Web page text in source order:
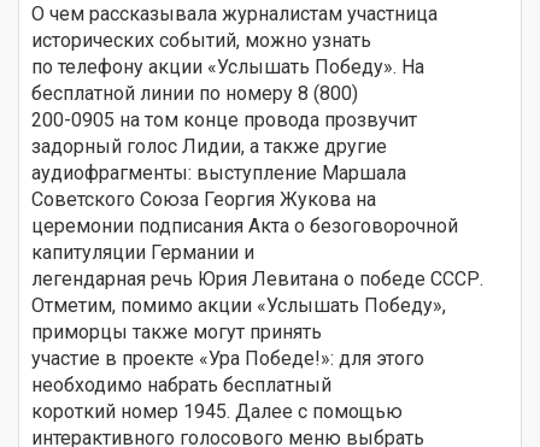
О чем рассказывала журналистам участница
исторических событий, можно узнать
по телефону акции «Услышать Победу». На
бесплатной линии по номеру 8 (800)
200-0905 на том конце провода прозвучит
задорный голос Лидии, а также другие
аудиофрагменты: выступление Маршала
Советского Союза Георгия Жукова на
церемонии подписания Акта о безоговорочной
капитуляции Германии и
легендарная речь Юрия Левитана о победе СССР.
Отметим, помимо акции «Услышать Победу»,
приморцы также могут принять
участие в проекте «Ура Победе!»: для этого
необходимо набрать бесплатный
короткий номер 1945. Далее с помощью
интерактивного голосового меню выбрать